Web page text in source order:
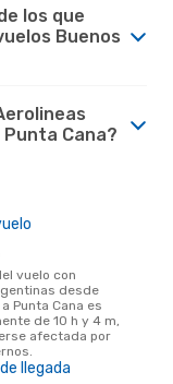
los que
Buenos
Cana?
desde
Punta Cana es
de 10 h y 4 m,
afectada por
llegada